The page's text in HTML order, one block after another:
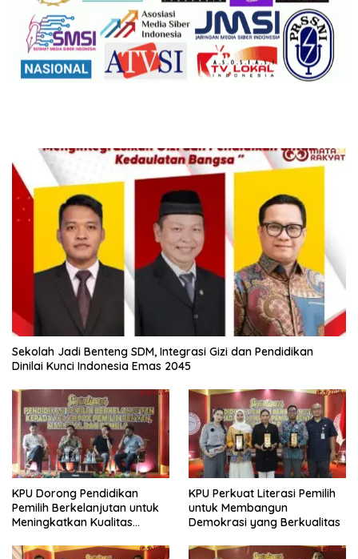
Sekolah Jadi Benteng SDM, Integrasi Gizi dan Pendidikan
Dinilai Kunci Indonesia Emas 2045
KPU Dorong Pendidikan
Pemilih Berkelanjutan untuk
Meningkatkan Kualitas
KPU Perkuat Literasi Pemilih
untuk Membangun
Demokrasi yang Berkualitas